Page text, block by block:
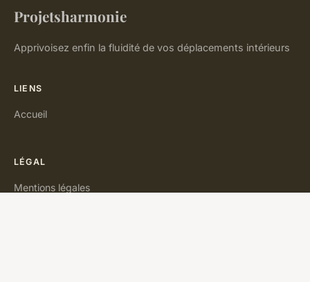
Projetsharmonie
Apprivoisez enfin la fluidité de vos déplacements intérieurs
LIENS
Accueil
LÉGAL
Mentions légales